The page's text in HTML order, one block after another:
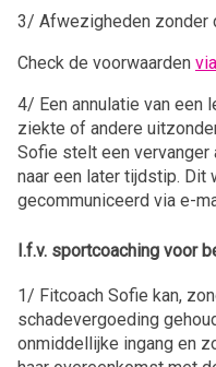
3/ Afwezigheden zonder
Check de voorwaarden
4/ Een annulatie van een
ziekte of andere
Sofie stelt een
naar een later tijdstip. Dit
gecommuniceerd via e-
I.f.v. sportcoaching voor
1/ Fitcoach Sofie kan,
schadevergoeding
onmiddellijke ingang en